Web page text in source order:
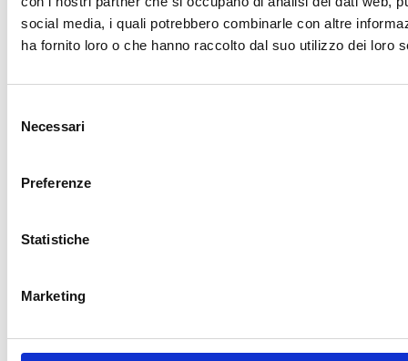
social media, i quali potrebbero combinarle con altre
ha fornito loro o che hanno raccolto dal suo utilizzo dei loro
delNecessari
Preferenze
Statistiche
Marketing
FINANZIAMENTI